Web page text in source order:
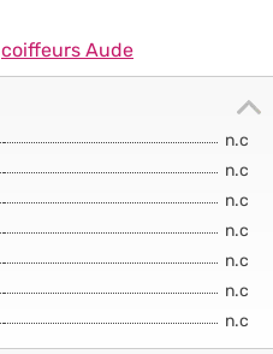
coiffeurs Aude
n.c
n.c
n.c
n.c
n.c
n.c
n.c